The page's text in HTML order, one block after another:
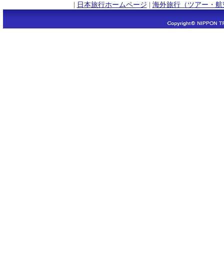
| 日本旅行ホームページ | 海外旅行（ツアー・航